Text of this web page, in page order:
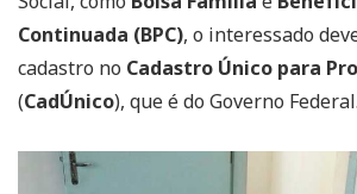
Continuada (BPC), o interessado
cadastro no Cadastro Único para
(CadÚnico), que é do Governo Federal.